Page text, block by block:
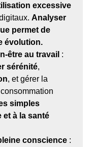
excessive
Analyser
permet de
évolution.
être au travail :
sérénité,
, et gérer la
simples
et à la santé
conscience :